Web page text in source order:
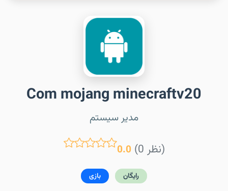
Com mojang minecraftv20
مدیر سیستم
0.0 (0 نظر)
رایگان بازی